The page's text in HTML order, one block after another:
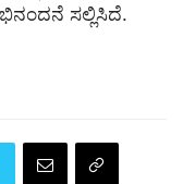
ಸಲ್ಲಿಸಿದೆ.